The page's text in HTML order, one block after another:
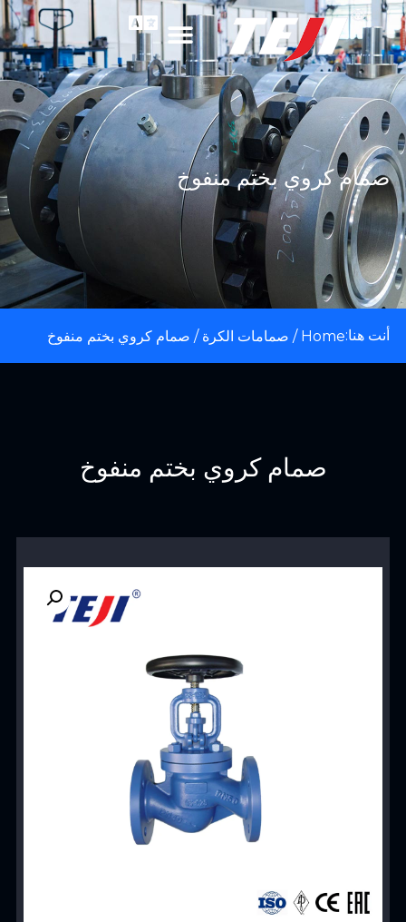
صمام كروي بختم منفوخ
أنت هنا:Home
/ صمامات الكرة / صمام كروي بختم منفوخ
صمام كروي بختم منفوخ